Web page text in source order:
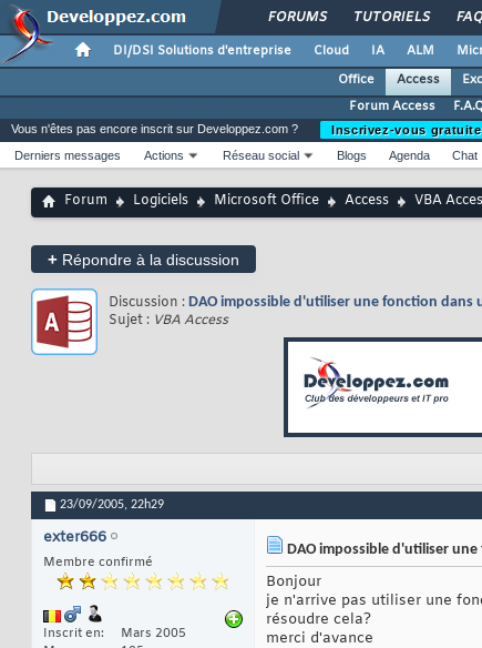
FORUMS TUTORIELS
DI/DSI Solutions d'entreprise Cloud IA ALM
Office
Access
Forum Access
Vous n'êtes pas encore inscrit sur Developpez.com ?
Inscrivez-vous
Derniers messages
Actions Réseau social Blogs Agenda Chat
Forum Logiciels Microsoft Office Access VBA
+ Répondre à la discussion
Discussion : DAO impossible d'utiliser une fonction dans
Sujet : VBA Access
23/09/2005, 22h29
exter666
Membre confirmé
Inscrit en
Mars 2005
DAO impossible d'utiliser
Bonjour
je n'arrive pas utiliser une
résoudre cela?
merci d'avance